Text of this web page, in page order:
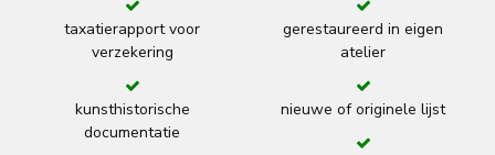
taxatierapport voor
verzekering
gerestaureerd in eigen
atelier
kunsthistorische
documentatie
nieuwe of originele lijst